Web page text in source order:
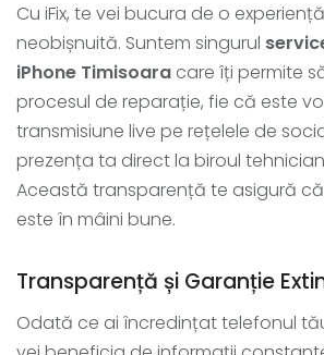
Cu iFix, te vei bucura de o
neobișnuită. Suntem singurul
iPhone Timisoara care îți permite
procesul de reparație, fie că este
transmisiune live pe rețelele de
prezența ta direct la biroul
Această transparență te asigură
este în mâini bune.
Transparență și Garanție
Odată ce ai încredințat telefonul